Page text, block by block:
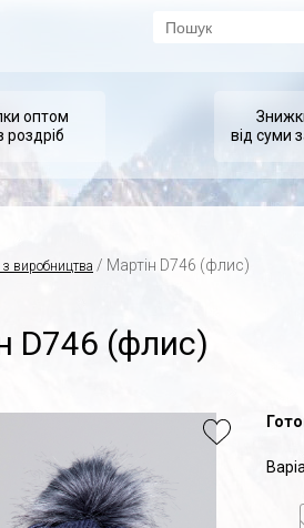
оптом
роздріб
від суми
з виробництва / Мартін D746 (флис)
D746 (флис)